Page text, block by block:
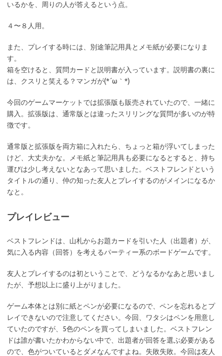
いるかを、周りの人が答えるという点。
４〜８人用。
また、プレイする時には、別途筆記用具とメモ紙が必要になりま
す。
箱を空けると、質問カードと説明書が入っています。説明書の裏に
は、クスリと笑える？マンガが(*´ω｀*)
今回のゲームマーケットでは拡張版も販売されていたので、一緒に
購入。拡張版は、通常版とは違ったスリリングな質問が多いのが特
徴です。
通常版と拡張版を両方箱に入れたら、ちょっと箱が浮いてしまった
けど、大丈夫かな。メモ紙と筆記用具も必要になるとすると、持ち
運びは少し考えないとなあって思いました。ベストフレンドという
タイトルの通り、仲の知った友人とプレイするのがメインになるか
なと。
プレイレビュー
ベストフレンドは、山札からお題カードを引いた人（出題者）が、
気に入る内容（回答）を考えるパーティー系のボードゲームです。
友人とプレイするのは初ということで、どうなるかなあと思いまし
たが、予想以上に盛り上がりました。
ゲーム本体とは別に紙とペンが必要になるので、ペンを忘れるとプ
レイできないので注意してください。今回、ワタシはペンを用意し
ていたのですが、5色のペンを買ってしまいました。ベストフレン
ドは誰が書いたかわからない中で、出題者が回答を選ぶ必要がある
ので、色がついているとダメなんですよね。失敗失敗。今回は友人